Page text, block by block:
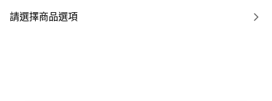
請選擇商品選項